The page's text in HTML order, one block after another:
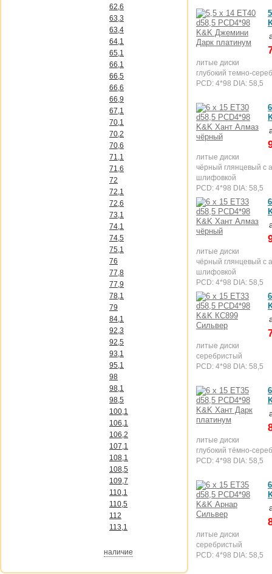
62,6
63,3
63,4
64,1
65,1
66,1
66,5
66,6
66,9
67,1
70,1
70,2
70,6
71,1
71,6
72
72,1
72,6
73,1
74,1
74,5
75,1
76
77,8
77,9
78,1
79
84,1
92,3
92,5
93,1
95,1
98
98,1
98,5
100,1
106,1
106,2
107,1
108,1
108,5
109,7
110,1
110,5
112
113,1
наличие
литые диски
глубокий темно-
PCD: 4*98 DIA: 58,5
литые диски
чёрный глянцевый с
шлифовкой
PCD: 4*98 DIA: 58,5
литые диски
чёрный глянцевый с
шлифовкой
PCD: 4*98 DIA: 58,5
литые диски
серебристый
PCD: 4*98 DIA: 58,5
литые диски
глубокий тёмно-
PCD: 4*98 DIA: 58,5
литые диски
серебристый
PCD: 4*98 DIA: 58,5